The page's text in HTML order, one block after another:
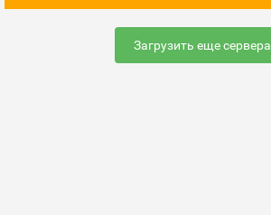
Загрузить еще сервера